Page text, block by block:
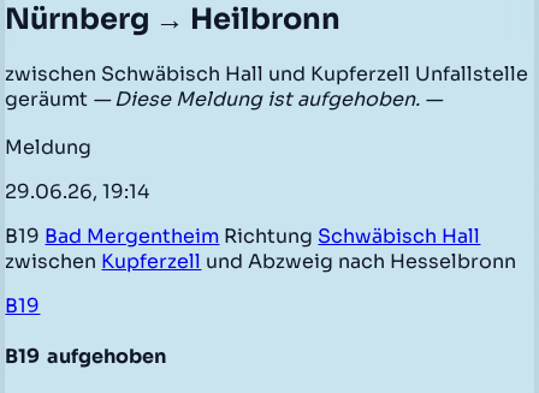
Nürnberg → Heilbronn
zwischen Schwäbisch Hall und Kupferzell Unfallstelle
geräumt — Diese Meldung ist aufgehoben. —
Meldung
29.06.26, 19:14
B19 Bad Mergentheim Richtung Schwäbisch Hall
zwischen Kupferzell und Abzweig nach Hesselbronn
B19
B19 aufgehoben